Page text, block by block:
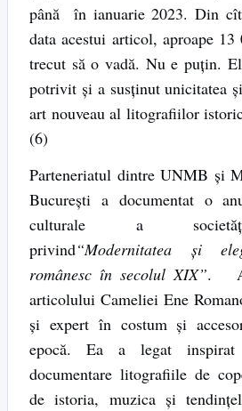
până în ianuarie 2023. Din
data acestui articol, aproape
trecut să o vadă. Nu e puţin.
potrivit şi a susţinut unicitatea
art nouveau al litografiilor
(6)
Parteneriatul dintre UNMB şi
Bucureşti a documentat o
culturale a
privind“Modernitatea şi
românesc în secolul XIX”.
articolului Cameliei Ene
şi expert în costum şi
epocă. Ea a legat
documentare litografiile de
de istoria, muzica şi